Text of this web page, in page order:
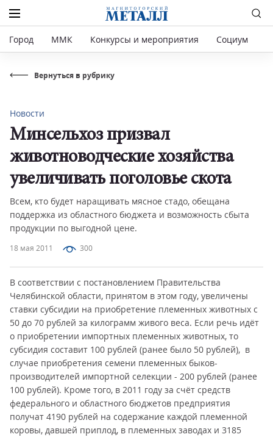
Город ММК Конкурсы и мероприятия Социум
Вернуться в рубрику
18 мая 2011 300
Новости
Минсельхоз призвал
животноводческие хозяйства
увеличивать поголовье скота
Всем, кто будет наращивать мясное стадо, обещана
поддержка из областного бюджета и возможность сбыта
продукции по выгодной цене.
В соответствии с постановлением Правительства
Челябинской области, принятом в этом году, увеличены
ставки субсидии на приобретение племенных животных с
50 до 70 рублей за килограмм живого веса. Если речь идёт
о приобретении импортных племенных животных, то
субсидия составит 100 рублей (ранее было 50 рублей), в
случае приобретения семени племенных быков-
производителей импортной селекции - 200 рублей (ранее
100 рублей). Кроме того, в 2011 году за счёт средств
федерального и областного бюджетов предприятия
получат 4190 рублей на содержание каждой племенной
коровы, давшей приплод, в племенных заводах и 3185